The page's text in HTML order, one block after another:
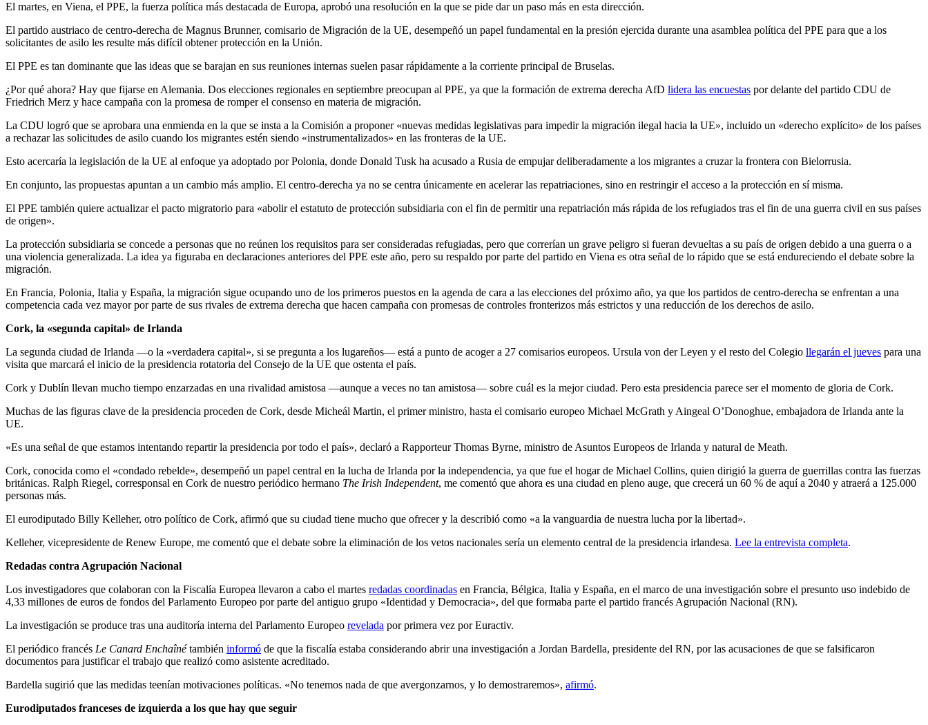
El martes, en Viena, el PPE, la fuerza política más destacada de Europa, aprobó una resolución en la que se pide dar un paso más en esta dirección.
El partido austriaco de centro-derecha de Magnus Brunner, comisario de Migración de la UE, desempeñó un papel fundamental en la presión ejercida durante una asamblea política del PPE para que a los
solicitantes de asilo les resulte más difícil obtener protección en la Unión.
El PPE es tan dominante que las ideas que se barajan en sus reuniones internas suelen pasar rápidamente a la corriente principal de Bruselas.
¿Por qué ahora? Hay que fijarse en Alemania. Dos elecciones regionales en septiembre preocupan al PPE, ya que la formación de extrema derecha AfD lidera las encuestas por delante del partido CDU de
Friedrich Merz y hace campaña con la promesa de romper el consenso en materia de migración.
La CDU logró que se aprobara una enmienda en la que se insta a la Comisión a proponer «nuevas medidas legislativas para impedir la migración ilegal hacia la UE», incluido un «derecho explícito» de los países
a rechazar las solicitudes de asilo cuando los migrantes estén siendo «instrumentalizados» en las fronteras de la UE.
Esto acercaría la legislación de la UE al enfoque ya adoptado por Polonia, donde Donald Tusk ha acusado a Rusia de empujar deliberadamente a los migrantes a cruzar la frontera con Bielorrusia.
En conjunto, las propuestas apuntan a un cambio más amplio. El centro-derecha ya no se centra únicamente en acelerar las repatriaciones, sino en restringir el acceso a la protección en sí misma.
El PPE también quiere actualizar el pacto migratorio para «abolir el estatuto de protección subsidiaria con el fin de permitir una repatriación más rápida de los refugiados tras el fin de una guerra civil en sus países
de origen».
La protección subsidiaria se concede a personas que no reúnen los requisitos para ser consideradas refugiadas, pero que correrían un grave peligro si fueran devueltas a su país de origen debido a una guerra o a
una violencia generalizada. La idea ya figuraba en declaraciones anteriores del PPE este año, pero su respaldo por parte del partido en Viena es otra señal de lo rápido que se está endureciendo el debate sobre la
migración.
En Francia, Polonia, Italia y España, la migración sigue ocupando uno de los primeros puestos en la agenda de cara a las elecciones del próximo año, ya que los partidos de centro-derecha se enfrentan a una
competencia cada vez mayor por parte de sus rivales de extrema derecha que hacen campaña con promesas de controles fronterizos más estrictos y una reducción de los derechos de asilo.
Cork, la «segunda capital» de Irlanda
La segunda ciudad de Irlanda —o la «verdadera capital», si se pregunta a los lugareños— está a punto de acoger a 27 comisarios europeos. Ursula von der Leyen y el resto del Colegio llegarán el jueves para una
visita que marcará el inicio de la presidencia rotatoria del Consejo de la UE que ostenta el país.
Cork y Dublín llevan mucho tiempo enzarzadas en una rivalidad amistosa —aunque a veces no tan amistosa— sobre cuál es la mejor ciudad. Pero esta presidencia parece ser el momento de gloria de Cork.
Muchas de las figuras clave de la presidencia proceden de Cork, desde Micheál Martin, el primer ministro, hasta el comisario europeo Michael McGrath y Aingeal O’Donoghue, embajadora de Irlanda ante la
UE.
«Es una señal de que estamos intentando repartir la presidencia por todo el país», declaró a Rapporteur Thomas Byrne, ministro de Asuntos Europeos de Irlanda y natural de Meath.
Cork, conocida como el «condado rebelde», desempeñó un papel central en la lucha de Irlanda por la independencia, ya que fue el hogar de Michael Collins, quien dirigió la guerra de guerrillas contra las fuerzas
británicas. Ralph Riegel, corresponsal en Cork de nuestro periódico hermano The Irish Independent, me comentó que ahora es una ciudad en pleno auge, que crecerá un 60 % de aquí a 2040 y atraerá a 125.000
personas más.
El eurodiputado Billy Kelleher, otro político de Cork, afirmó que su ciudad tiene mucho que ofrecer y la describió como «a la vanguardia de nuestra lucha por la libertad».
Kelleher, vicepresidente de Renew Europe, me comentó que el debate sobre la eliminación de los vetos nacionales sería un elemento central de la presidencia irlandesa. Lee la entrevista completa.
Redadas contra Agrupación Nacional
Los investigadores que colaboran con la Fiscalía Europea llevaron a cabo el martes redadas coordinadas en Francia, Bélgica, Italia y España, en el marco de una investigación sobre el presunto uso indebido de
4,33 millones de euros de fondos del Parlamento Europeo por parte del antiguo grupo «Identidad y Democracia», del que formaba parte el partido francés Agrupación Nacional (RN).
La investigación se produce tras una auditoría interna del Parlamento Europeo revelada por primera vez por Euractiv.
El periódico francés Le Canard Enchaînétambién informó de que la fiscalía estaba considerando abrir una investigación a Jordan Bardella, presidente del RN, por las acusaciones de que se falsificaron
documentos para justificar el trabajo que realizó como asistente acreditado.
Bardella sugirió que las medidas teenían motivaciones políticas. «No tenemos nada de que avergonzarnos, y lo demostraremos», afirmó.
Eurodiputados franceses de izquierda a los que hay que seguir